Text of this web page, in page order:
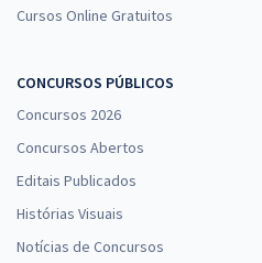
Cursos Online Gratuitos
CONCURSOS PÚBLICOS
Concursos 2026
Concursos Abertos
Editais Publicados
Histórias Visuais
Notícias de Concursos